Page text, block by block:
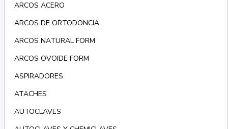
ARCOS ACERO
ARCOS DE ORTODONCIA
ARCOS NATURAL FORM
ARCOS OVOIDE FORM
ASPIRADORES
ATACHES
AUTOCLAVES